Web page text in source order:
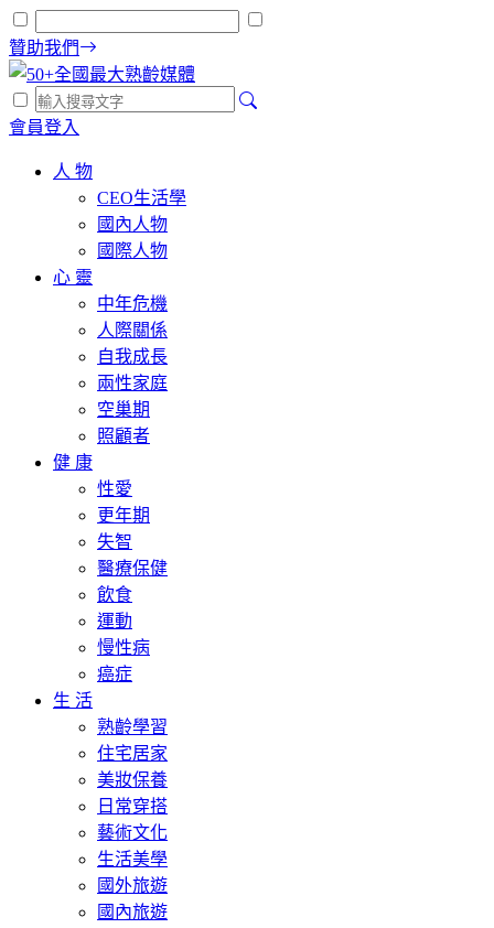
贊助我們
會員登入
人 物
CEO生活學
國內人物
國際人物
心 靈
中年危機
人際關係
自我成長
兩性家庭
空巢期
照顧者
健 康
性愛
更年期
失智
醫療保健
飲食
運動
慢性病
癌症
生 活
熟齡學習
住宅居家
美妝保養
日常穿搭
藝術文化
生活美學
國外旅遊
國內旅遊